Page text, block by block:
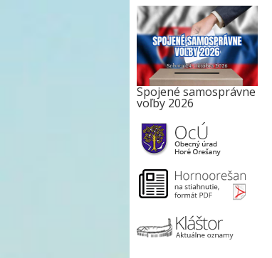
Spojené samosprávne
voľby 2026